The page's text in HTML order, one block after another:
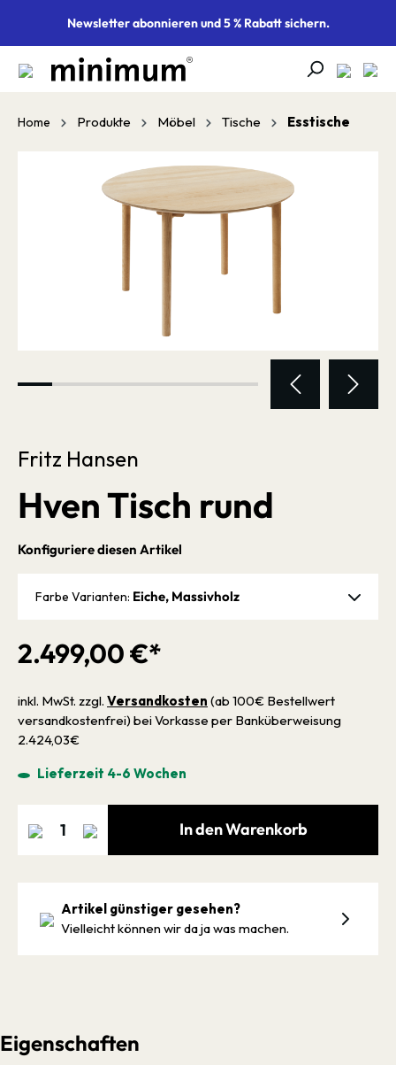
springenNewsletter abonnieren und 5 % Rabatt sichern.
Home Produkte Möbel Tische Esstische
Fritz Hansen
Hven Tisch rund
2.499,00 €*
inkl. MwSt. zzgl. Versandkosten (ab 100€ Bestellwert
versandkostenfrei) bei Vorkasse per Banküberweisung
2.424,03€
Lieferzeit 4-6 Wochen
Konfiguriere diesen Artikel
Farbe Varianten: Eiche, Massivholz
In den Warenkorb
Artikel günstiger gesehen?
Vielleicht können wir da ja was machen.
Eigenschaften